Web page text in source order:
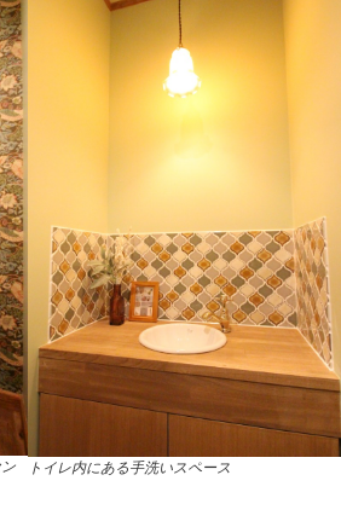
トイレ内にある手洗いスペース